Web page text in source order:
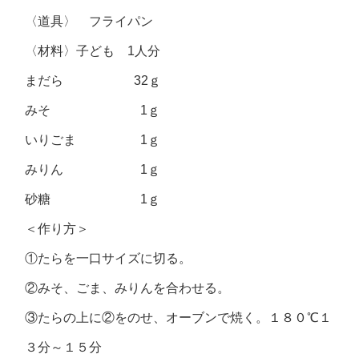
〈道具〉 フライパン
〈材料〉子ども 1人分
まだら 32ｇ
みそ 1ｇ
いりごま 1ｇ
みりん 1ｇ
砂糖 1ｇ
＜作り方＞
①たらを一口サイズに切る。
②みそ、ごま、みりんを合わせる。
③たらの上に②をのせ、オーブンで焼く。１８０℃１
３分～１５分